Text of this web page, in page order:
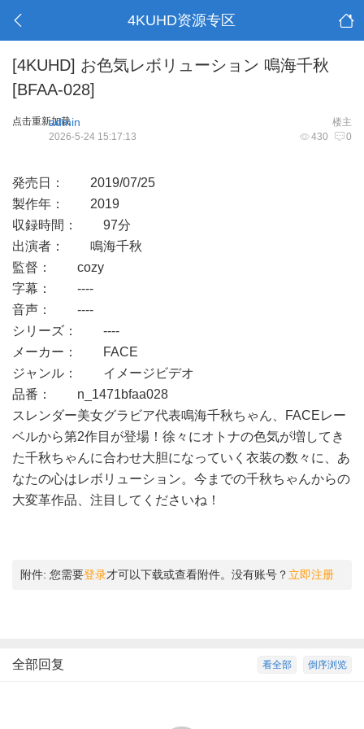
4KUHD资源专区
[4KUHD] お色気レボリューション 鳴海千秋
[BFAA-028]
点击重新加载 楼主
admin
430 0
2026-5-24 15:17:13
発売日： 2019/07/25
製作年： 2019
収録時間： 97分
出演者： 鳴海千秋
監督： cozy
字幕： ----
音声： ----
シリーズ： ----
メーカー： FACE
ジャンル： イメージビデオ
品番： n_1471bfaa028
スレンダー美女グラビア代表鳴海千秋ちゃん、FACEレー
ベルから第2作目が登場！徐々にオトナの色気が増してき
た千秋ちゃんに合わせ大胆になっていく衣装の数々に、あ
なたの心はレボリューション。今までの千秋ちゃんからの
大変革作品、注目してくださいね！
附件: 您需要登录才可以下载或查看附件。没有账号？ 立即注册
倒序浏览
看全部
全部回复